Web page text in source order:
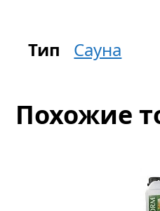
Тип Сауна
Похожие